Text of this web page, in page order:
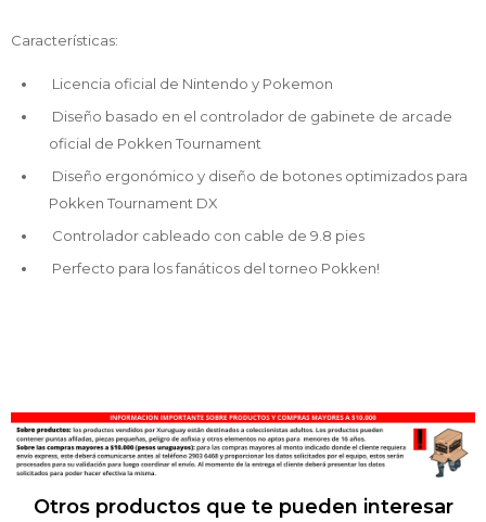
Características:
Licencia oficial de Nintendo y Pokemon
Diseño basado en el controlador de gabinete de arcade
oficial de Pokken Tournament
Diseño ergonómico y diseño de botones optimizados para
Pokken Tournament DX
Controlador cableado con cable de 9.8 pies
Perfecto para los fanáticos del torneo Pokken!
Otros productos que te pueden interesar